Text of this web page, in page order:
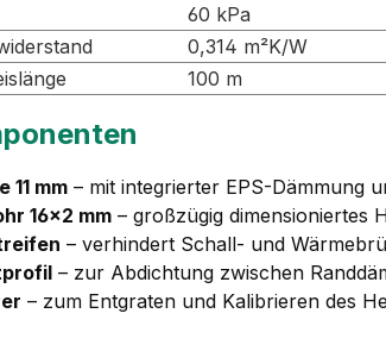
60 kPa
0,314 m²K/W
100 m
11 mm – mit integrierter EPS-Dämmung
16×2 mm – großzügig dimensioniertes
– verhindert Schall- und
– zur Abdichtung zwischen
– zum Entgraten und Kalibrieren des